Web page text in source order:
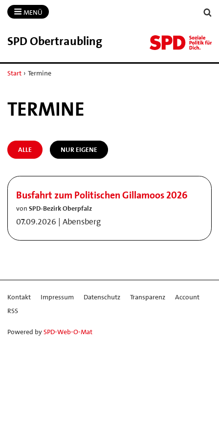
MENÜ
SPD Obertraubling
Start › Termine
TERMINE
ALLE NUR EIGENE
Busfahrt zum Politischen Gillamoos 2026
von SPD-Bezirk Oberpfalz
07.09.2026 | Abensberg
Kontakt Impressum Datenschutz Transparenz
Account
RSS
Powered bySPD-Web-O-Mat